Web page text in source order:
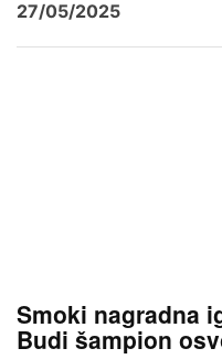
27/05/2025
Smoki nagradna
Budi šampion